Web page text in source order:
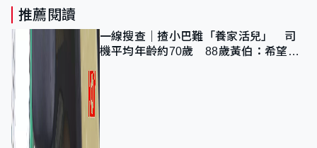
推薦閱讀
一線搜查｜揸小巴難「養家活兒」 司
機平均年齡約70歲 88歲黃伯：希望一